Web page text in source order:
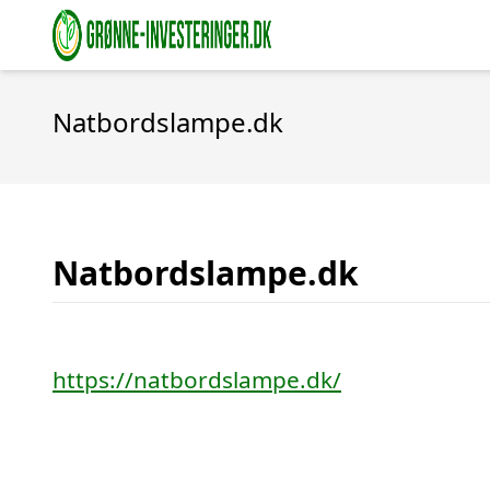
Natbordslampe.dk
Natbordslampe.dk
https://natbordslampe.dk/